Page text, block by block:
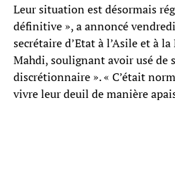
Leur situation est désormais
définitive », a annoncé
secrétaire d’Etat à l’Asile et à
Mahdi, soulignant avoir usé de
discrétionnaire ». « C’était
vivre leur deuil de manière